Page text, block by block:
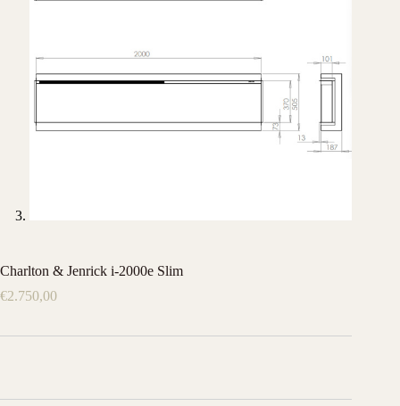
Charlton & Jenrick i-2000e Slim
€2.750,00